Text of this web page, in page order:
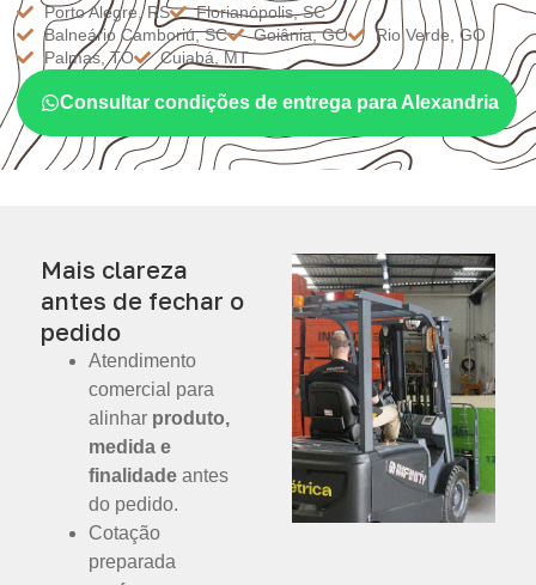
Porto Alegre, RS
Florianópolis, SC
Balneário Camboriú, SC
Goiânia, GO
Rio Verde, GO
Palmas, TO
Cuiabá, MT
Consultar condições de entrega para Alexandria
Mais clareza
antes de fechar o
pedido
Atendimento
comercial para
alinhar produto,
medida e
finalidade antes
do pedido.
Cotação
preparada